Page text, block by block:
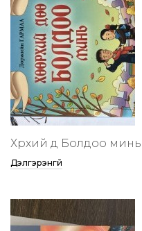
Хөөрхий дөө Болдоо минь
Дэлгэрэнгүй